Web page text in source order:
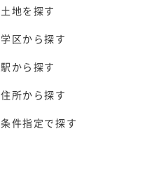
土地を探す
学区から探す
駅から探す
住所から探す
条件指定で探す